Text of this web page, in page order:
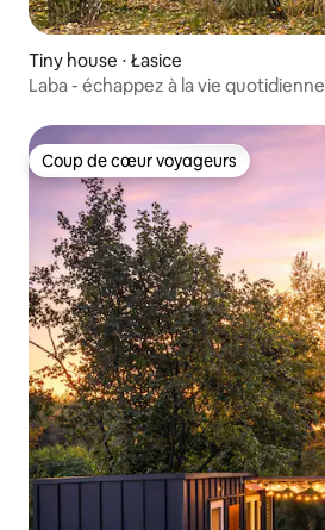
Tiny house ⋅ Łasice
Laba - échappez à la vie quotidienne
Coup de cœur voyageurs
Coup de cœur voyageurs